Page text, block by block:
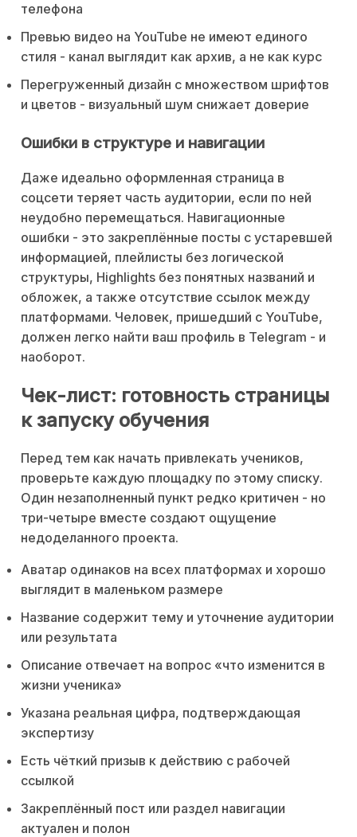
телефона
Превью видео на YouTube не имеют единого
стиля - канал выглядит как архив, а не как курс
Перегруженный дизайн с множеством шрифтов
и цветов - визуальный шум снижает доверие
Ошибки в структуре и навигации
Даже идеально оформленная страница в
соцсети теряет часть аудитории, если по ней
неудобно перемещаться. Навигационные
ошибки - это закреплённые посты с устаревшей
информацией, плейлисты без логической
структуры, Highlights без понятных названий и
обложек, а также отсутствие ссылок между
платформами. Человек, пришедший с YouTube,
должен легко найти ваш профиль в Telegram - и
наоборот.
Чек-лист: готовность страницы
к запуску обучения
Перед тем как начать привлекать учеников,
проверьте каждую площадку по этому списку.
Один незаполненный пункт редко критичен - но
три-четыре вместе создают ощущение
недоделанного проекта.
Аватар одинаков на всех платформах и хорошо
выглядит в маленьком размере
Название содержит тему и уточнение аудитории
или результата
Описание отвечает на вопрос «что изменится в
жизни ученика»
Указана реальная цифра, подтверждающая
экспертизу
Есть чёткий призыв к действию с рабочей
ссылкой
Закреплённый пост или раздел навигации
актуален и полон